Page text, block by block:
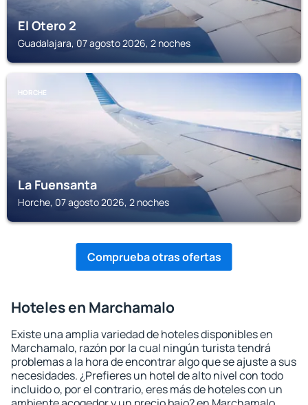
El Otero 2
Guadalajara, 07 agosto 2026, 2 noches
HORCHE
La Fuensanta
Horche, 07 agosto 2026, 2 noches
Comprueba otras ofertas
Hoteles en Marchamalo
Existe una amplia variedad de hoteles disponibles en
Marchamalo, razón por la cual ningún turista tendrá
problemas a la hora de encontrar algo que se ajuste a sus
necesidades. ¿Prefieres un hotel de alto nivel con todo
incluido o, por el contrario, eres más de hoteles con un